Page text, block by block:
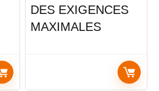
DES EXIGENCES
MAXIMALES